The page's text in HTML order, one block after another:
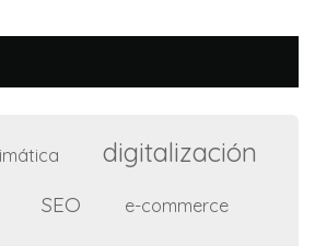
digitalización
SEO e-commerce